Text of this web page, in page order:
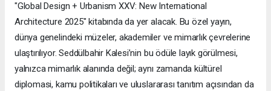
"Global Design + Urbanism XXV: New International
Architecture 2025" kitabında da yer alacak. Bu özel yayın,
dünya genelindeki müzeler, akademiler ve mimarlık çevrelerine
ulaştırılıyor. Seddülbahir Kalesi’nin bu ödüle layık görülmesi,
yalnızca mimarlık alanında değil; aynı zamanda kültürel
diplomasi, kamu politikaları ve uluslararası tanıtım açısından da